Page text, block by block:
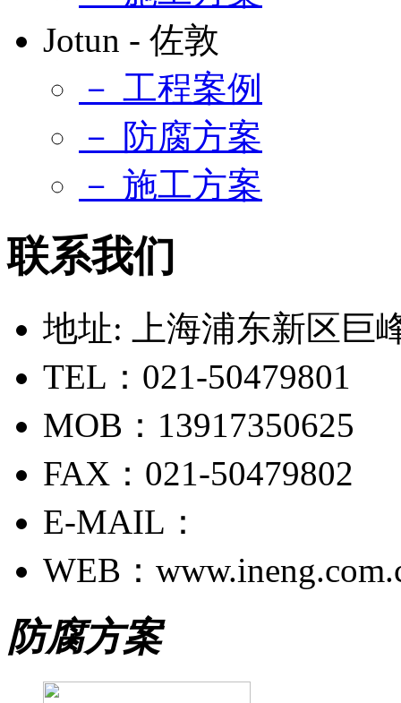
Jotun - 佐敦
－ 工程案例
－ 防腐方案
－ 施工方案
联系我们
地址: 上海浦东新区巨
TEL：021-50479801
MOB：13917350625
FAX：021-50479802
E-MAIL：
WEB：
防腐方案